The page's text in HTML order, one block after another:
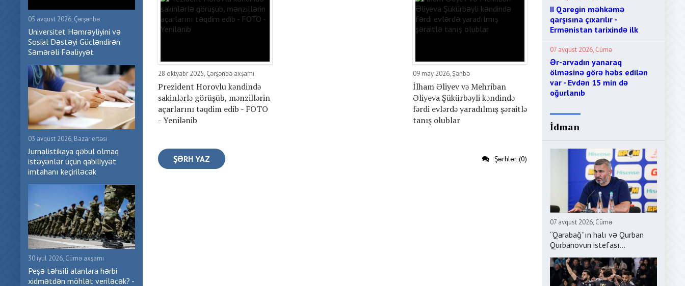
05 avqust 2026, Çərşənbə
Universitet Həmrəyliyini və
Sosial Dəstəyi Gücləndirən
Səmərəli Fəaliyyət
03 avqust 2026, Bazar ertəsi
Jurnalistikaya qəbul olmaq
istəyənlər üçün qabiliyyət
imtahanı keçiriləcək
30 iyul 2026, Cümə axşamı
Peşə təhsili alanlara hərbi
xidmətdən möhlət veriləcək? -
28 oktyabr 2025, Çərşənbə axşamı
Prezident Horovlu kəndində
sakinlərlə görüşüb, mənzillərin
açarlarını təqdim edib - FOTO
- Yenilənib
09 may 2026, Şənbə
İlham Əliyev və Mehriban
Əliyeva Şükürbəyli kəndində
fərdi evlərdə yaradılmış şəraitlə
tanış olublar
ŞƏRH YAZ Şərhlər (0)
II Qaregin məhkəmə
qarşısına çıxarılır -
Ermənistan tarixində ilk
07 avqust 2026, Cümə
Ər-arvadın yanaraq
ölməsinə görə həbs edilən
var - Evdən 15 min də
oğurlanıb
İdman
07 avqust 2026, Cümə
“Qarabağ”ın halı və Qurban
Qurbanovun istefası...